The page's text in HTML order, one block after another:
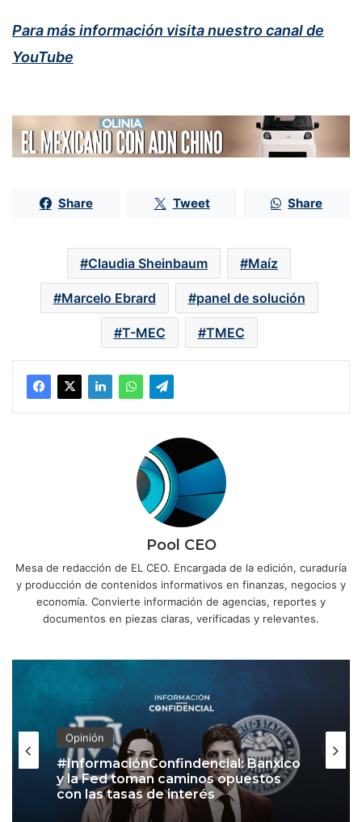
Para más información visita nuestro canal de
YouTube
Share Tweet Share
Claudia Sheinbaum Maíz
Marcelo Ebrard panel de solución
T-MEC TMEC
Pool CEO
Mesa de redacción de EL CEO. Encargada de la edición, curaduría
y producción de contenidos informativos en finanzas, negocios y
economía. Convierte información de agencias, reportes y
documentos en piezas claras, verificadas y relevantes.
Opinión
#InformaciónConfindencial: Banxico
y la Fed toman caminos opuestos
con las tasas de interés